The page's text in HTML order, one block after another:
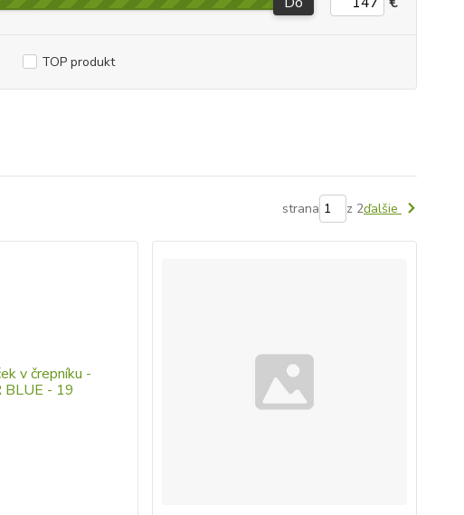
TOP produkt
strana z 2ďalšie